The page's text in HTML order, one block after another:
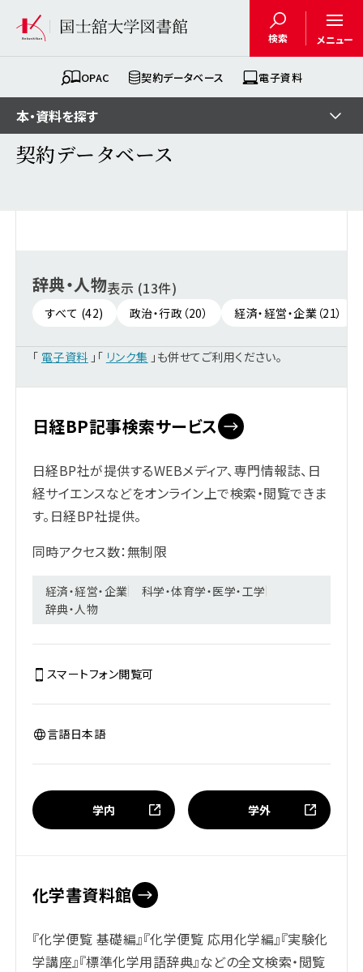
検索 メニュー
OPAC 契約データベース 電子資料
契約データベース
辞典・人物表示 (13件)
すべて (42) 政治・行政（20） 経済・経営・企業（21）
「 電子資料 」「 リンク集 」も併せてご利用ください。
日経BP記事検索サービス
日経BP社が提供するWEBメディア、専門情報誌、日
経サイエンスなどをオンライン上で検索・閲覧できま
す。日経BP社提供。
同時アクセス数：無制限
経済・経営・企業
科学・体育学・医学・工学
辞典・人物
スマートフォン閲覧可
言語日本語
学内 学外
化学書資料館
『化学便覧 基礎編』『化学便覧 応用化学編』『実験化
学講座』『標準化学用語辞典』などの全文検索・閲覧
本・資料を探す